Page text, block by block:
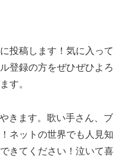
投稿します！気に入って
登録の方をぜひぜひよろ
す。
きます。歌い手さん、ブ
ネットの世界でも人見知
きてください！泣いて喜